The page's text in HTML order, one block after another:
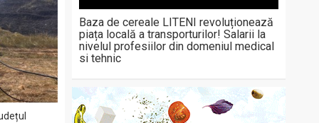
Baza de cereale LITENI revoluționează
piața locală a transporturilor! Salarii la
nivelul profesiilor din domeniul medical
si tehnic